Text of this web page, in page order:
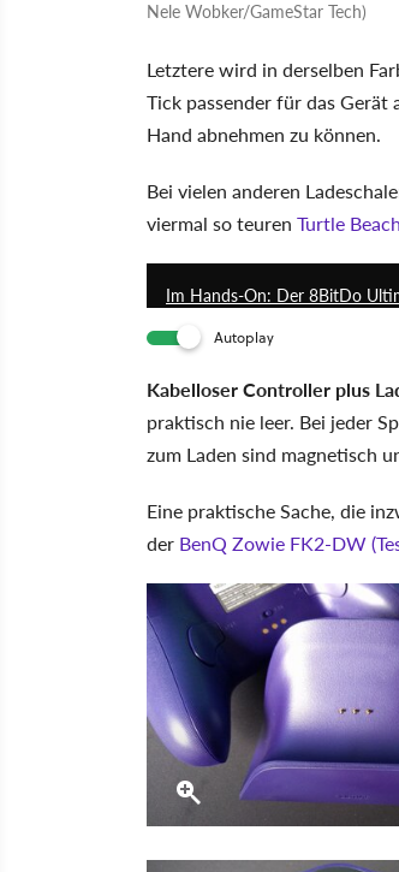
Nele Wobker/GameStar Tech)
Letztere wird in derselben
Tick passender für das
Hand abnehmen zu können.
Bei vielen anderen
viermal so teuren Turtle
Im Hands-On: Der 8BitDo
Autoplay
Kabelloser Controller plus
praktisch nie leer. Bei jeder
zum Laden sind magnetisch
Eine praktische Sache, die
der BenQ Zowie FK2-DW